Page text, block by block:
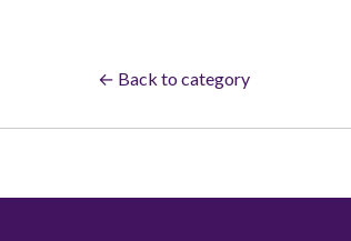
← Back to category